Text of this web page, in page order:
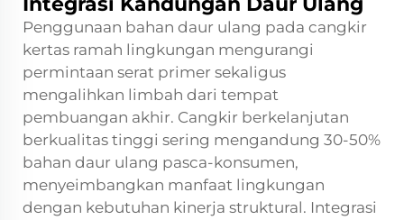
Penggunaan bahan daur ulang pada cangkir
kertas ramah lingkungan mengurangi
permintaan serat primer sekaligus
mengalihkan limbah dari tempat
pembuangan akhir. Cangkir berkelanjutan
berkualitas tinggi sering mengandung 30-50%
bahan daur ulang pasca-konsumen,
menyeimbangkan manfaat lingkungan
dengan kebutuhan kinerja struktural. Integrasi